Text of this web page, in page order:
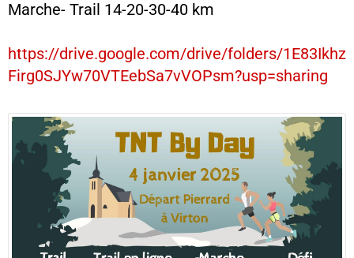
Marche- Trail 14-20-30-40 km
https://drive.google.com/drive/folders/1E83Ikhz
Firg0SJYw70VTEebSa7vVOPsm?usp=sharing